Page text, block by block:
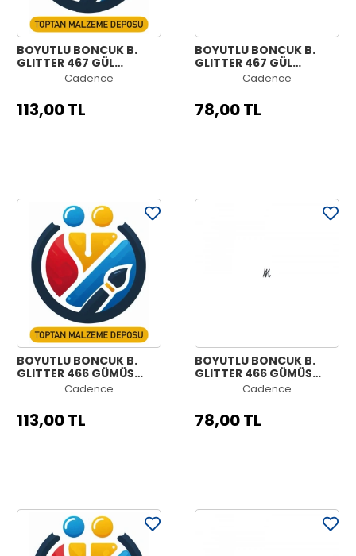
BOYUTLU BONCUK B.
GLITTER 467 GÜL
KURUSU 50ML
Cadence
113,00 TL
BOYUTLU BONCUK B.
GLITTER 467 GÜL
KURUSU 25ML
Cadence
78,00 TL
BOYUTLU BONCUK B.
GLITTER 466 GÜMÜŞ
SİYAH 50MLCadence
113,00 TL
BOYUTLU BONCUK B.
GLITTER 466 GÜMÜŞ
SİYAH 25MLCadence
78,00 TL